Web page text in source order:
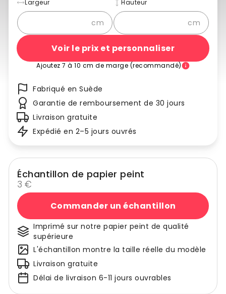
Largeur
cm
Hauteur
cm
Voir le prix et personnaliser
Ajoutez 7 à 10 cm de marge (recommandé)
Fabriqué en Suède
Garantie de remboursement de 30 jours
Livraison gratuite
Expédié en 2–5 jours ouvrés
Échantillon de papier peint
3 €
Commander un échantillon
Imprimé sur notre papier peint de qualité
supérieure
L'échantillon montre la taille réelle du modèle
Livraison gratuite
Délai de livraison 6-11 jours ouvrables